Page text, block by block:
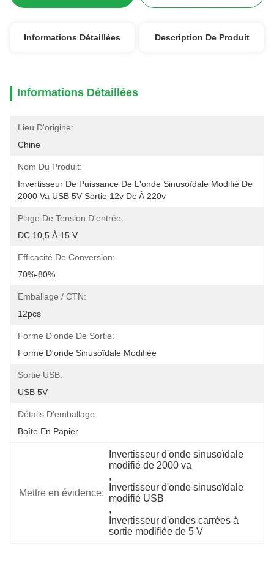
Informations Détaillées Description De Produit
Informations Détaillées
Lieu D'origine:
Chine
Nom Du Produit:
Invertisseur De Puissance De L'onde Sinusoïdale Modifié De
2000 Va USB 5V Sortie 12v Dc À 220v
Plage De Tension D'entrée:
DC 10,5 À 15 V
Efficacité De Conversion:
70%-80%
Emballage / CTN:
12pcs
Forme D'onde De Sortie:
Forme D'onde Sinusoïdale Modifiée
Sortie USB:
USB 5V
Détails D'emballage:
Boîte En Papier
Mettre en évidence:
Invertisseur d'onde sinusoïdale
modifié de 2000 va
,
Invertisseur d'onde sinusoïdale
modifié USB
,
Invertisseur d'ondes carrées à
sortie modifiée de 5 V